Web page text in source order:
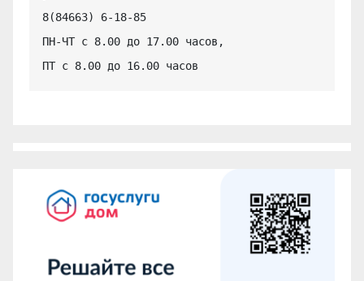
8(84663) 6-18-85
ПН-ЧТ с 8.00 до 17.00 часов,
ПТ с 8.00 до 16.00 часов